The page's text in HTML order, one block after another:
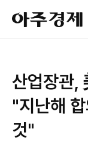
아
주
경
산업장관,
"지난해
것"